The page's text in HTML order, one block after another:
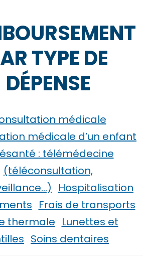
TYPE DE
DÉPENSE
médicale
médicale d’un enfant
: télémédecine
(téléconsultation,
Hospitalisation
Frais de transports
thermale Lunettes et
Soins dentaires